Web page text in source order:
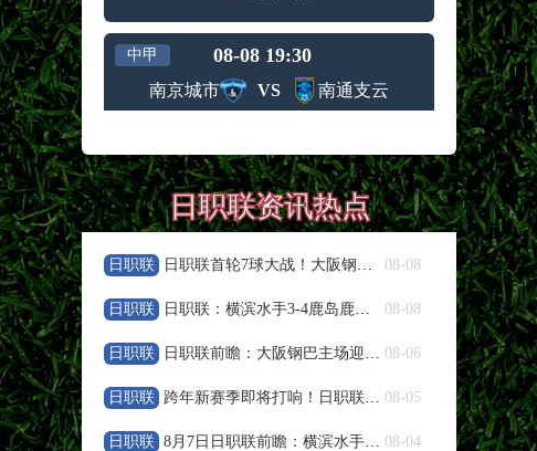
中甲 08-08 19:30
南京城市 VS 南通支云
中超 08-08 19:35
浙江队 VS 武汉三镇
中超 08-08 19:35
日职联资讯热点
日职联 日职联首轮7球大战！大阪钢巴4‑3绝杀十人浦和红钻 08-08
日职联 日职联：横滨水手3‑4鹿岛鹿角，卡夫里奇补时双响上演逆转绝杀 08-08
日职联 日职联前瞻：大阪钢巴主场迎战浦和红钻，残阵对决看点十足 08-06
日职联 跨年新赛季即将打响！日职联夏窗人员变动盘点 08-05
日职联 8月7日日职联前瞻：横滨水手vs鹿岛鹿角 08-04